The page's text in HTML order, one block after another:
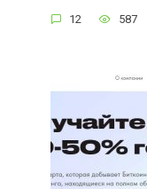
12 587